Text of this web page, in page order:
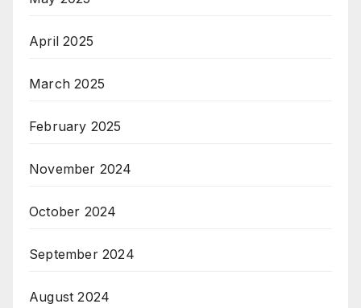
April 2025
March 2025
February 2025
November 2024
October 2024
September 2024
August 2024